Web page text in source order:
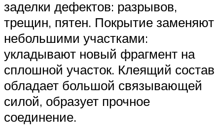
заделки дефектов: разрывов,
трещин, пятен. Покрытие заменяют
небольшими участками:
укладывают новый фрагмент на
сплошной участок. Клеящий состав
обладает большой связывающей
силой, образует прочное
соединение.